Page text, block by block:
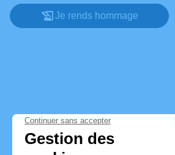
Je rends hommage